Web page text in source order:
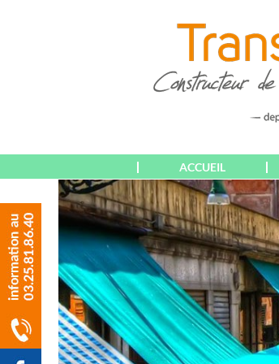
ACCUEIL
THÉMATIQUES
WEEK-END &
COURT SÉJOUR
SÉJOUR
CIRCUIT
CROISIÈRE
RANDONNÉE
PARTICULIERS
(DÉPARTS PARIS)
PARTICULIERS
(DÉPARTS AUBE &